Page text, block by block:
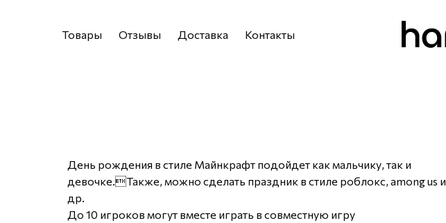
Товары Отзывы Доставка Контакты
День рождения в стиле Майнкрафт подойдет как мальчику, так и
девочке.Также, можно сделать праздник в стиле роблокс, among us и
др.
До 10 игроков могут вместе играть в совместную игру